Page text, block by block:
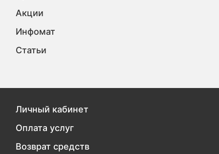
Акции
Инфомат
Статьи
Личный кабинет
Оплата услуг
Возврат средств